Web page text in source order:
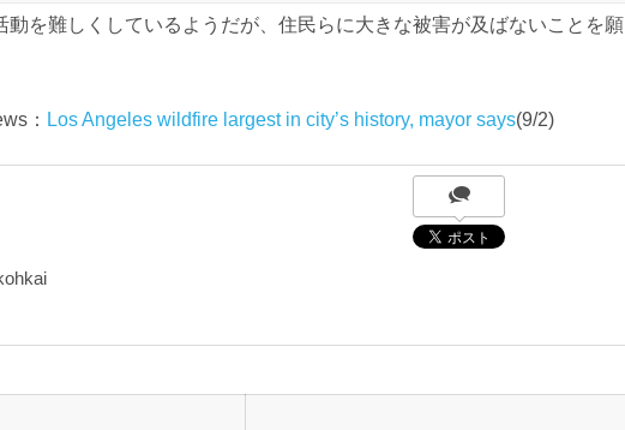
動を難しくしているようだが、住民らに大きな被害が及ばないことを願
： Los Angeles wildfire largest in city’s history, mayor says(9/2)